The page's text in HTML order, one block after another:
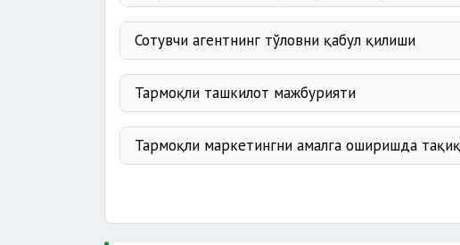
Турғун савдо шохобчалари
Сотувчи агентнинг тўловни қабул қилиши
Тармоқли ташкилот мажбурияти
Тармоқли маркетингни амалга оширишда
ундириш